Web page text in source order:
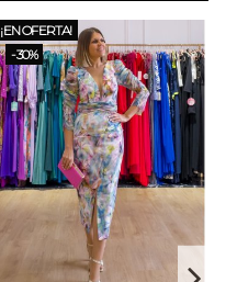
¡EN OFERTA!
-30%